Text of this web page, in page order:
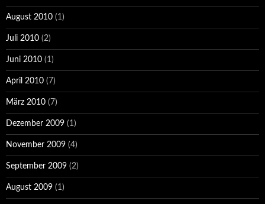
August 2010 (1)
Juli 2010 (2)
Juni 2010 (1)
April 2010 (7)
März 2010 (7)
Dezember 2009 (1)
November 2009 (4)
September 2009 (2)
August 2009 (1)